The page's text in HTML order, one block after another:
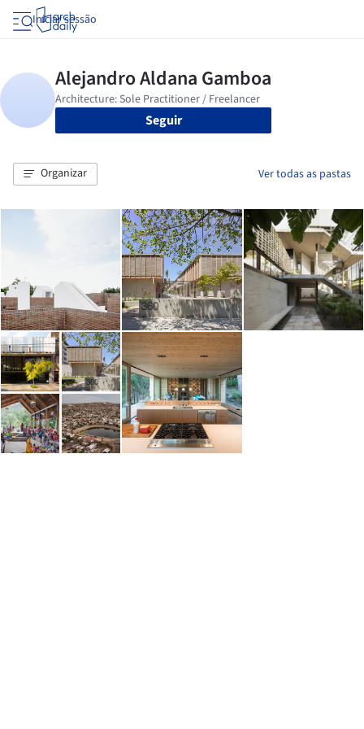
Iniciar sessão
Seguir
Organizar Ver todas as pastas